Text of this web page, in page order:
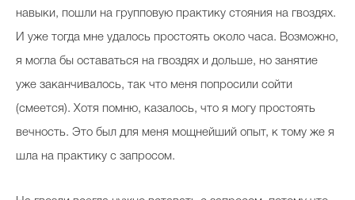
навыки, пошли на групповую практику стояния на гвоздях.
И уже тогда мне удалось простоять около часа. Возможно,
я могла бы оставаться на гвоздях и дольше, но занятие
уже заканчивалось, так что меня попросили сойти
(смеется). Хотя помню, казалось, что я могу простоять
вечность. Это был для меня мощнейший опыт, к тому же я
шла на практику с запросом.